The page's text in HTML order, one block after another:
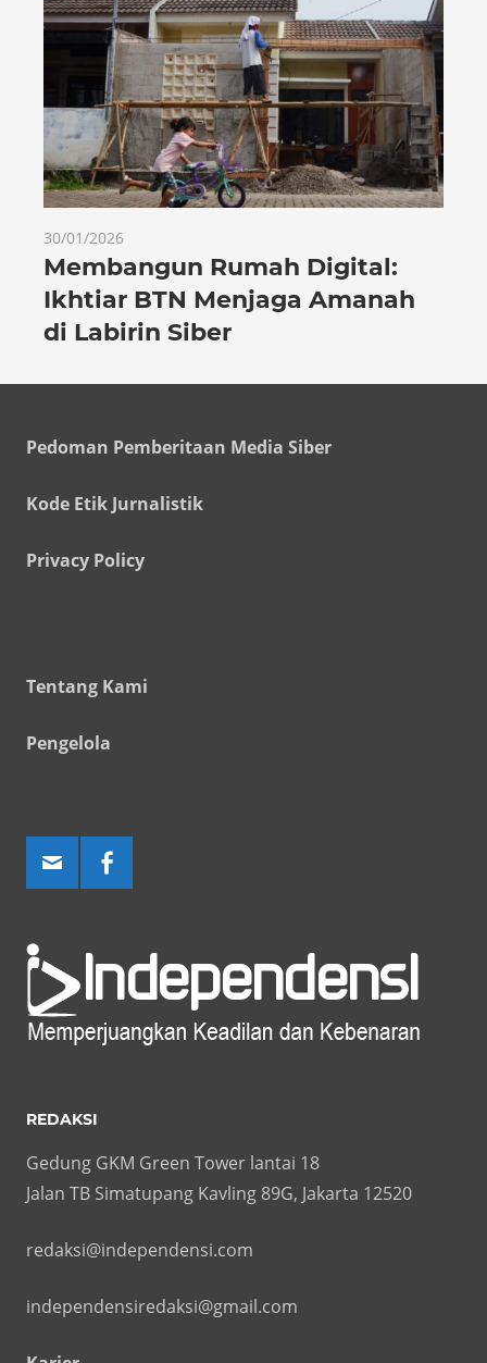
30/01/2026
Membangun Rumah Digital:
Ikhtiar BTN Menjaga Amanah
di Labirin Siber
Pedoman Pemberitaan Media Siber
Kode Etik Jurnalistik
Privacy Policy
Tentang Kami
Pengelola
REDAKSI
Gedung GKM Green Tower lantai 18
Jalan TB Simatupang Kavling 89G, Jakarta 12520
redaksi@independensi.com
independensiredaksi@gmail.com